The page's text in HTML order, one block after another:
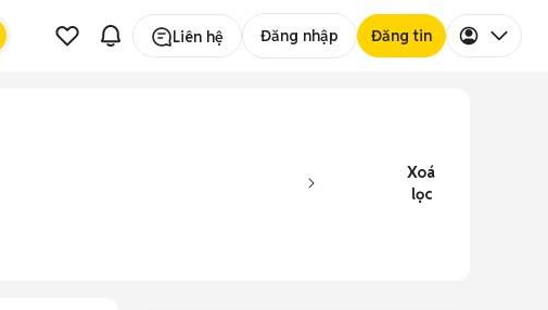
Liên hệ Đăng nhập Đăng tin
Xoá
lọc